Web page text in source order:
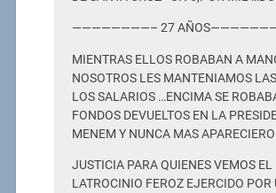
————————– 27
MIENTRAS ELLOS ROBABAN A
NOSOTROS LES MANTENIAMOS
LOS SALARIOS …ENCIMA SE
FONDOS DEVUELTOS EN LA
MENEM Y NUNCA MAS
JUSTICIA PARA QUIENES VEMOS EL
LATROCINIO FEROZ EJERCIDO POR